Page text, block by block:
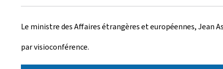
r
é
e
Le ministre des Affaires étrangères et européennes, Jean
par visioconférence.